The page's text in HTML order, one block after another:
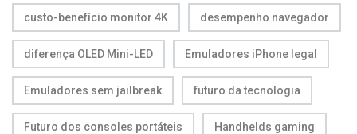
custo-benefício monitor 4K desempenho navegador
diferença OLED Mini-LED Emuladores iPhone legal
Emuladores sem jailbreak futuro da tecnologia
Futuro dos consoles portáteis Handhelds gaming